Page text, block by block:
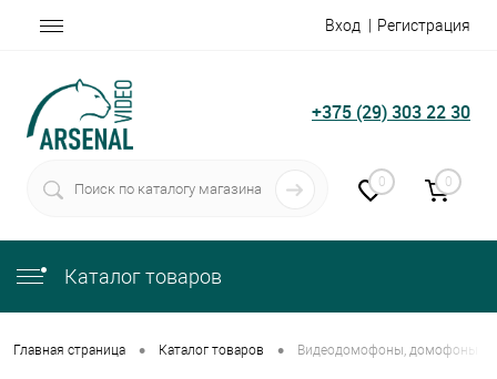
Вход Регистрация
+375 (29) 303 22 30
0 0
Каталог товаров
Главная страница • Каталог товаров • Видеодомофоны, домофоны